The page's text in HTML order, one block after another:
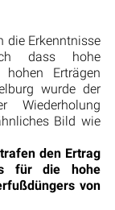
die Erkenntnisse
dass hohe
Erträgen
wurde der
Wiederholung
Bild wie
den Ertrag
für die hohe
von